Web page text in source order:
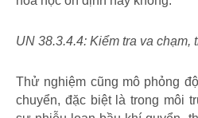
UN 38.3.4.4: Kiểm tra va chạm,
Thử nghiệm cũng mô phỏng
chuyển, đặc biệt là trong môi